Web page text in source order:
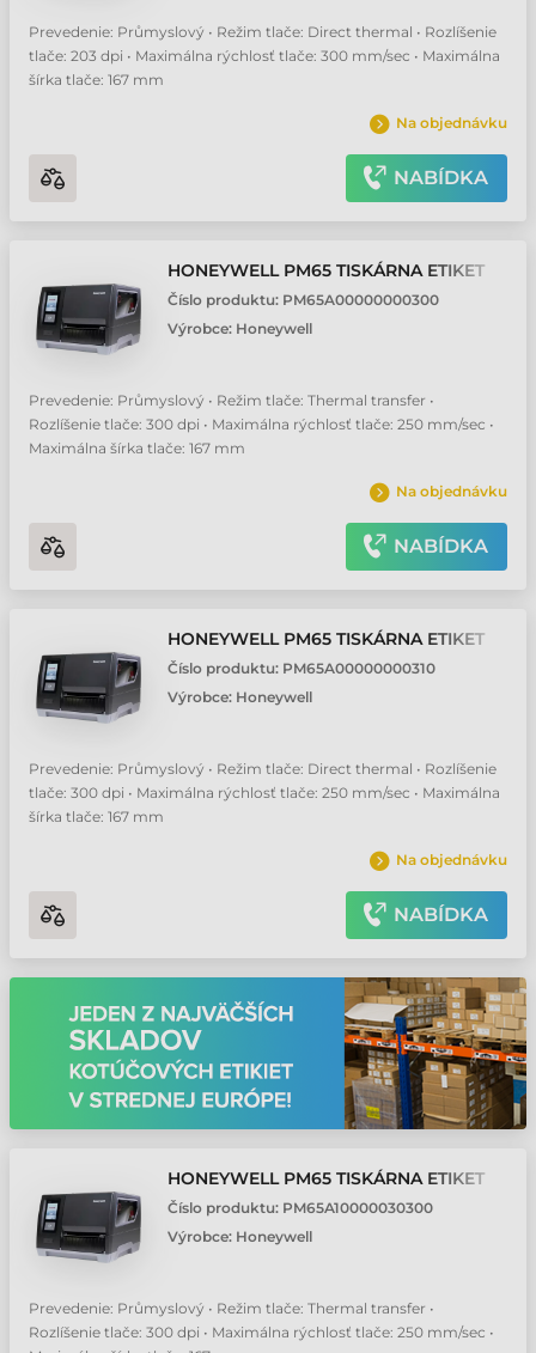
Prevedenie: Průmyslový • Režim tlače: Direct thermal • Rozlíšenie
tlače: 203 dpi • Maximálna rýchlosť tlače: 300 mm/sec • Maximálna
šírka tlače: 167 mm
Na objednávku
NABÍDKA
HONEYWELL PM65 TISKÁRNA ETIKET
Číslo produktu: PM65A00000000300
Výrobce: Honeywell
Prevedenie: Průmyslový • Režim tlače: Thermal transfer •
Rozlíšenie tlače: 300 dpi • Maximálna rýchlosť tlače: 250 mm/sec •
Maximálna šírka tlače: 167 mm
Na objednávku
NABÍDKA
HONEYWELL PM65 TISKÁRNA ETIKET
Číslo produktu: PM65A00000000310
Výrobce: Honeywell
Prevedenie: Průmyslový • Režim tlače: Direct thermal • Rozlíšenie
tlače: 300 dpi • Maximálna rýchlosť tlače: 250 mm/sec • Maximálna
šírka tlače: 167 mm
Na objednávku
NABÍDKA
HONEYWELL PM65 TISKÁRNA ETIKET
Číslo produktu: PM65A10000030300
Výrobce: Honeywell
Prevedenie: Průmyslový • Režim tlače: Thermal transfer •
Rozlíšenie tlače: 300 dpi • Maximálna rýchlosť tlače: 250 mm/sec •